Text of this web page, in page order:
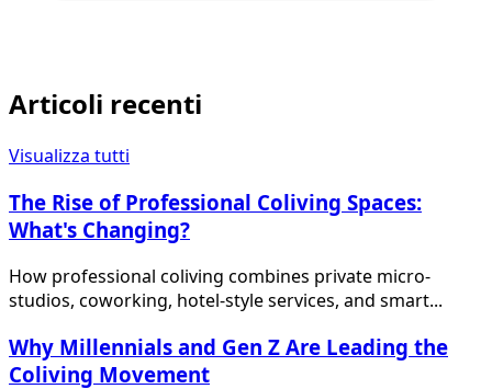
Articoli recenti
Visualizza tutti
The Rise of Professional Coliving Spaces:
What's Changing?
How professional coliving combines private micro-
studios, coworking, hotel-style services, and smart...
Why Millennials and Gen Z Are Leading the
Coliving Movement